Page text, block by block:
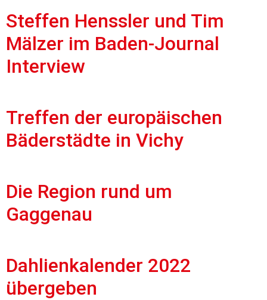
Steffen Henssler und Tim
Mälzer im Baden-Journal
Interview
Treffen der europäischen
Bäderstädte in Vichy
Die Region rund um
Gaggenau
Dahlienkalender 2022
übergeben